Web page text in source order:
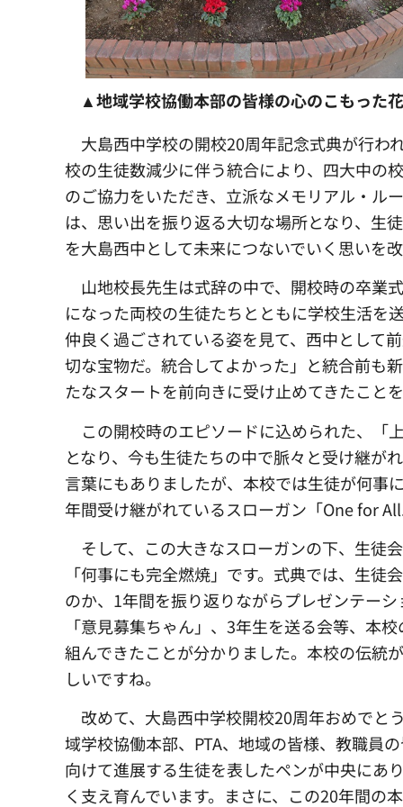
▲地域学校協働本部の皆様の心のこもった
大島西中学校の開校20周年記念式典が行わ
校の生徒数減少に伴う統合により、四大中の
のご協力をいただき、立派なメモリアル・ル
は、思い出を振り返る大切な場所となり、生
を大島西中として未来につないでいく思いを
山地校長先生は式辞の中で、開校時の卒業
になった両校の生徒たちとともに学校生活を
仲良く過ごされている姿を見て、西中として
切な宝物だ。統合してよかった」と統合前も
たなスタートを前向きに受け止めてきたこと
この開校時のエピソードに込められた、「
となり、今も生徒たちの中で脈々と受け継が
言葉にもありましたが、本校では生徒が何事
年間受け継がれているスローガン「One for
そして、この大きなスローガンの下、生徒
「何事にも完全燃焼」です。式典では、生
のか、1年間を振り返りながらプレゼンテー
「意見募集ちゃん」、3年生を送る会等、本
組んできたことが分かりました。本校の伝統
しいですね。
改めて、大島西中学校開校20周年おめでと
域学校協働本部、PTA、地域の皆様、教職員
向けて進展する生徒を表したペンが中央にあ
く支え育んでいます。まさに、この20年間